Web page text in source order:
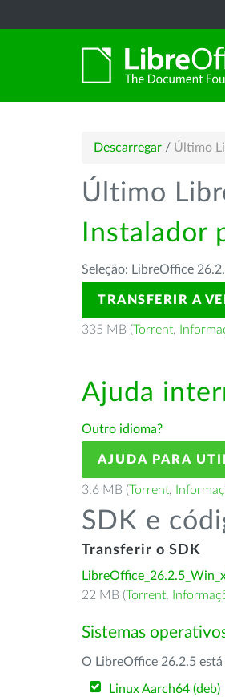
Descarregar / Último
Último
Instalador
Seleção: LibreOffice
TRANSFERIR A
335 MB (Torrent,
Ajuda
Outro idioma?
AJUDA PARA
3.6 MB (Torrent,
SDK e
Transferir o SDK
22 MB (Torrent,
Sistemas
O LibreOffice 26.2.5
Linux Aarch64 (deb)